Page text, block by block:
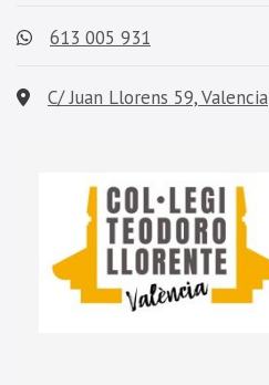
613 005 931
C/ Juan Llorens 59, Valencia